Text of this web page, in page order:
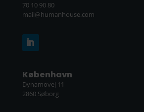
70 10 90 80
mail@humanhouse.com
København
Dynamovej 11
2860 Søborg